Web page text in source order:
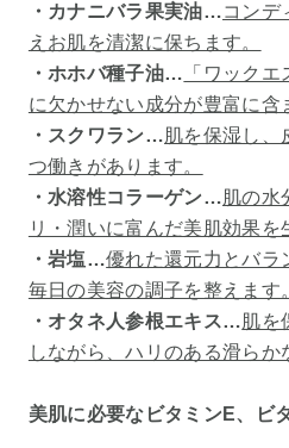
・カナニバラ果実油…コンデ
えお肌を清潔に保ちます。
・ホホバ種子油… 「ワック
に欠かせない成分が豊富に含
・スクワラン…肌を保湿し、
つ働きがあります。
・水溶性コラーゲン…肌の水
リ・潤いに富んだ美肌効果を
・岩塩…優れた還元力とバラ
毎日の美容の調子を整えます。
・オタネ人参根エキス…肌を
しながら、ハリのある滑らか
美肌に必要なビタミンE、ビ